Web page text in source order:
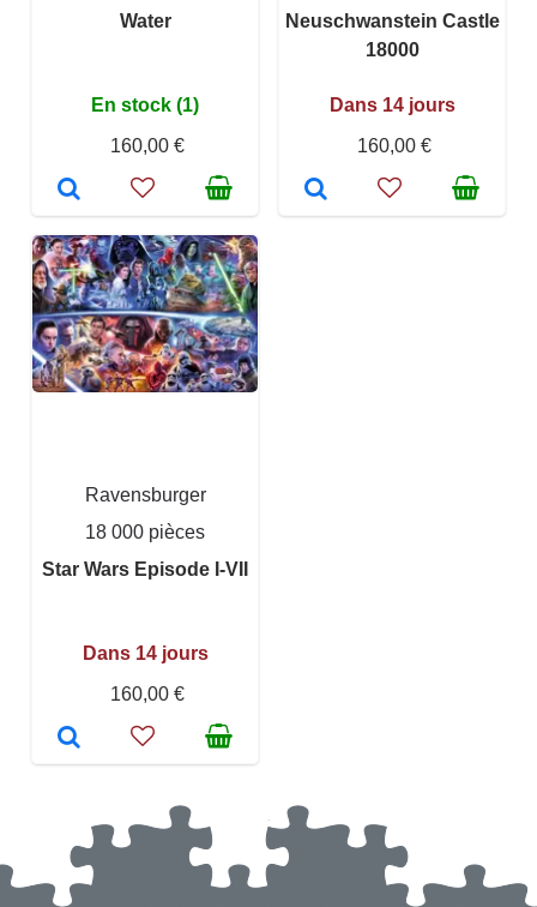
Water
En stock (1)
160,00 €
Neuschwanstein Castle
18000
Dans 14 jours
160,00 €
Ravensburger
18 000 pièces
Star Wars Episode I-VII
Dans 14 jours
160,00 €